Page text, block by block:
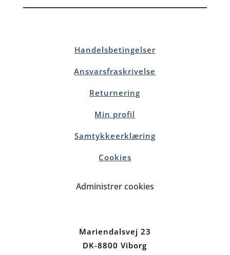
Handelsbetingelser
Ansvarsfraskrivelse
Returnering
Min profil
Samtykkeerklæring
Cookies
Administrer cookies
Mariendalsvej 23
DK-8800 Viborg